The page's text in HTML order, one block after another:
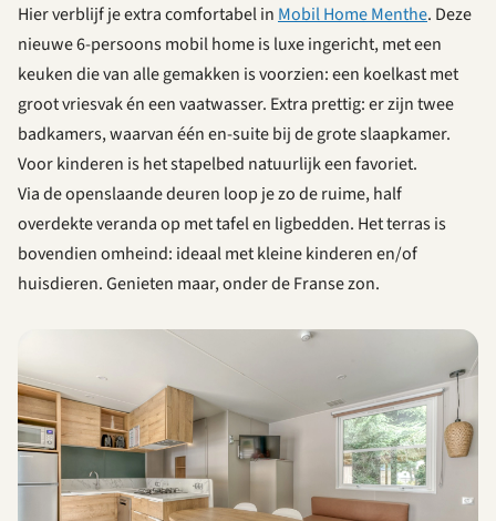
Hier verblijf je extra comfortabel in Mobil Home Menthe. Deze
nieuwe 6-persoons mobil home is luxe ingericht, met een
keuken die van alle gemakken is voorzien: een koelkast met
groot vriesvak én een vaatwasser. Extra prettig: er zijn twee
badkamers, waarvan één en-suite bij de grote slaapkamer.
Voor kinderen is het stapelbed natuurlijk een favoriet.
Via de openslaande deuren loop je zo de ruime, half
overdekte veranda op met tafel en ligbedden. Het terras is
bovendien omheind: ideaal met kleine kinderen en/of
huisdieren. Genieten maar, onder de Franse zon.